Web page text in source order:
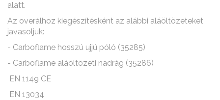
alatt.
Az overálhoz kiegészítésként az alábbi aláöltözeteket
javasoljuk:
- Carboflame hosszú ujjú póló (35285)
- Carboflame aláöltözeti nadrág (35286)
EN 1149 CE
EN 13034